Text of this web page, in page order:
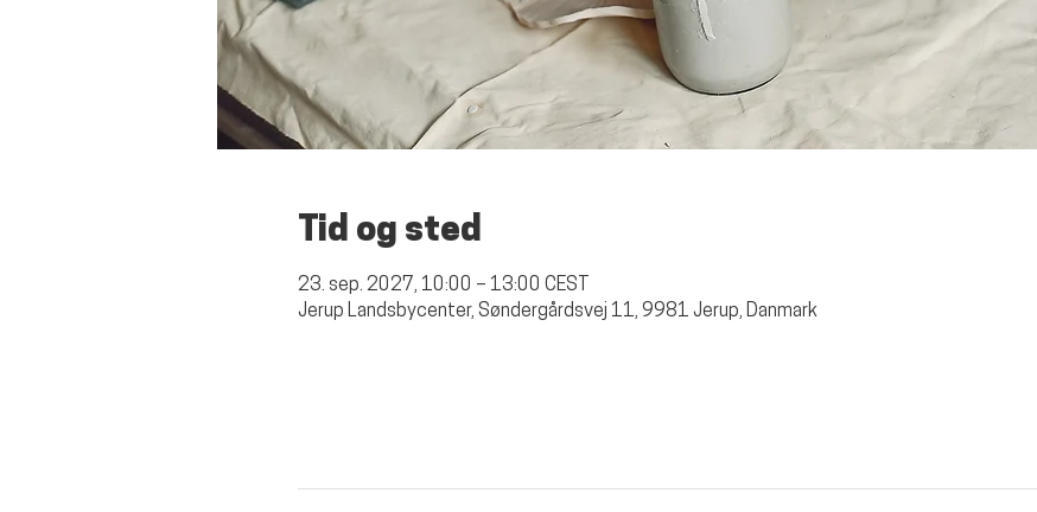
Tid og sted
23. sep. 2027, 10:00 – 13:00 CEST
Jerup Landsbycenter, Søndergårdsvej 11, 9981 Jerup, Danmark